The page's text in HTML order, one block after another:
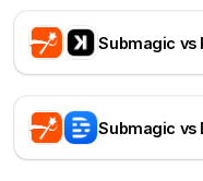
Submagic vs
Submagic vs